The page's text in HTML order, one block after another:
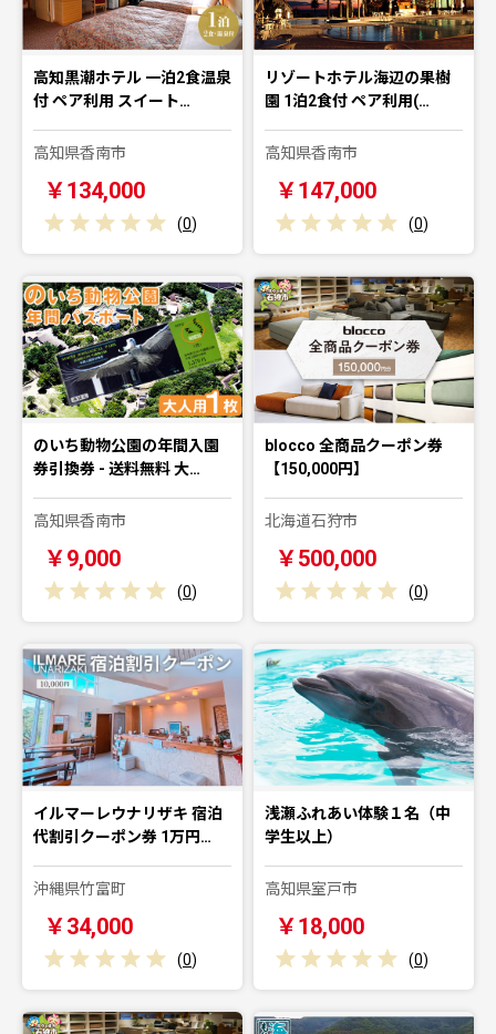
高知黒潮ホテル 一泊2食温泉
付 ペア利用 スイート…
高知県香南市
￥134,000
(0)
リゾートホテル海辺の果樹
園 1泊2食付 ペア利用(…
高知県香南市
￥147,000
(0)
のいち動物公園の年間入園
券引換券 - 送料無料 大…
高知県香南市
￥9,000
(0)
blocco 全商品クーポン券
【150,000円】
北海道石狩市
￥500,000
(0)
イルマーレウナリザキ 宿泊
代割引クーポン券 1万円…
沖縄県竹富町
￥34,000
(0)
浅瀬ふれあい体験１名（中
学生以上）
高知県室戸市
￥18,000
(0)